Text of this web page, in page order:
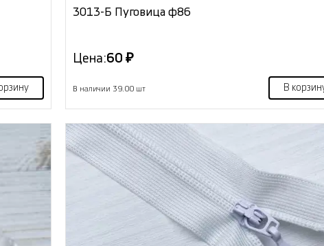
3013-Б Пуговица ф86
Цена:60 ₽
В наличии 39.00 шт В